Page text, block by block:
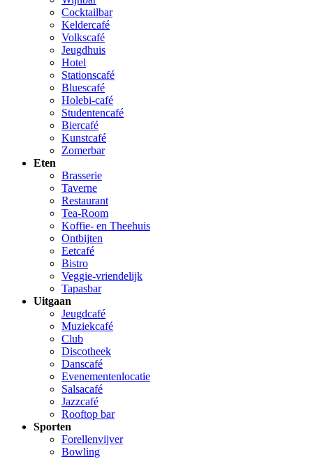
Cocktailbar
Keldercafé
Volkscafé
Jeugdhuis
Hotel
Stationscafé
Bluescafé
Holebi-café
Studentencafé
Biercafé
Kunstcafé
Zomerbar
Eten
Brasserie
Taverne
Restaurant
Tea-Room
Koffie- en Theehuis
Ontbijten
Eetcafé
Bistro
Veggie-vriendelijk
Tapasbar
Uitgaan
Jeugdcafé
Muziekcafé
Club
Discotheek
Danscafé
Evenementenlocatie
Salsacafé
Jazzcafé
Rooftop bar
Sporten
Forellenvijver
Bowling